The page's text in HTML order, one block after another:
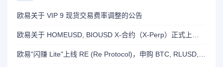
欧易关于 VIP 9 现货交易费率调整的公告